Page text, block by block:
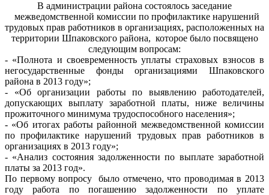
В администрации района состоялось заседание
межведомственной комиссии по профилактике нарушений
трудовых прав работников в организациях, расположенных на
территории Шпаковского района, которое было посвящено
следующим вопросам:
- «Полнота и своевременность уплаты страховых взносов в
негосударственные фонды организациями Шпаковского
района в 2013 году»;
- «Об организации работы по выявлению работодателей,
допускающих выплату заработной платы, ниже величины
прожиточного минимума трудоспособного населения»;
- «Об итогах работы районной межведомственной комиссии
по профилактике нарушений трудовых прав работников в
организациях в 2013 году»;
- «Анализ состояния задолженности по выплате заработной
платы за 2013 год».
По первому вопросу было отмечено, что проводимая в 2013
году работа по погашению задолженности по уплате